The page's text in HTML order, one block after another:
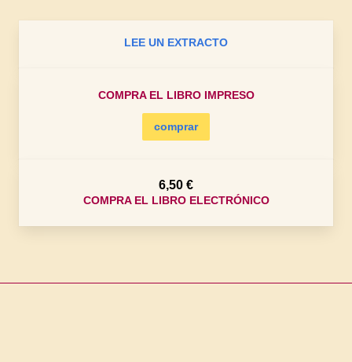
LEE UN EXTRACTO
COMPRA EL LIBRO IMPRESO
comprar
6,50 €
COMPRA EL LIBRO ELECTRÓNICO